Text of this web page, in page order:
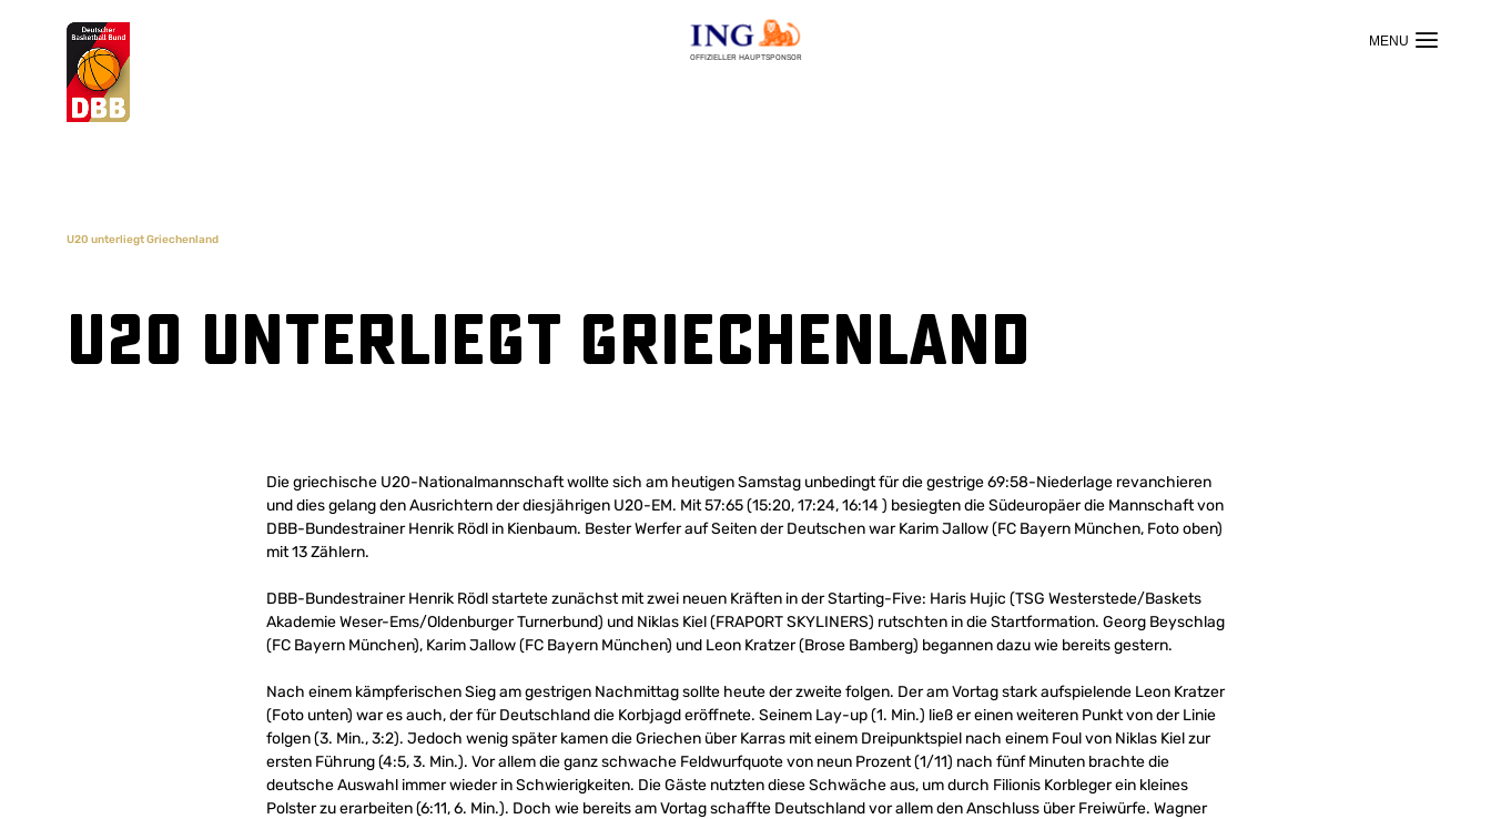
OFFIZIELLER HAUPTSPONSOR
Suchvorschläge
U20 unterliegt Griechenland
U20 unterliegt Griechenland
Die griechische U20-Nationalmannschaft wollte sich am heutigen Samstag unbedingt für die gestrige 69:58-Niederlage revanchieren
und dies gelang den Ausrichtern der diesjährigen U20-EM. Mit 57:65 (15:20, 17:24, 16:14 ) besiegten die Südeuropäer die Mannschaft von
DBB-Bundestrainer Henrik Rödl in Kienbaum. Bester Werfer auf Seiten der Deutschen war Karim Jallow (FC Bayern München, Foto oben)
mit 13 Zählern.
DBB-Bundestrainer Henrik Rödl startete zunächst mit zwei neuen Kräften in der Starting-Five: Haris Hujic (TSG Westerstede/Baskets
Akademie Weser-Ems/Oldenburger Turnerbund) und Niklas Kiel (FRAPORT SKYLINERS) rutschten in die Startformation. Georg Beyschlag
(FC Bayern München), Karim Jallow (FC Bayern München) und Leon Kratzer (Brose Bamberg) begannen dazu wie bereits gestern.
Nach einem kämpferischen Sieg am gestrigen Nachmittag sollte heute der zweite folgen. Der am Vortag stark aufspielende Leon Kratzer
(Foto unten) war es auch, der für Deutschland die Korbjagd eröffnete. Seinem Lay-up (1. Min.) ließ er einen weiteren Punkt von der Linie
folgen (3. Min., 3:2). Jedoch wenig später kamen die Griechen über Karras mit einem Dreipunktspiel nach einem Foul von Niklas Kiel zur
ersten Führung (4:5, 3. Min.). Vor allem die ganz schwache Feldwurfquote von neun Prozent (1/11) nach fünf Minuten brachte die
deutsche Auswahl immer wieder in Schwierigkeiten. Die Gäste nutzten diese Schwäche aus, um durch Filionis Korbleger ein kleines
Polster zu erarbeiten (6:11, 6. Min.). Doch wie bereits am Vortag schaffte Deutschland vor allem den Anschluss über Freiwürfe. Wagner